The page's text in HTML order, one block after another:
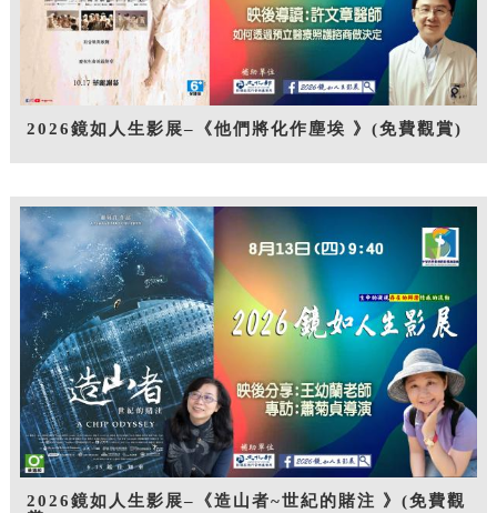
2026鏡如人生影展–《他們將化作塵埃 》(免費觀賞)
2026鏡如人生影展–《造山者~世紀的賭注 》(免費觀